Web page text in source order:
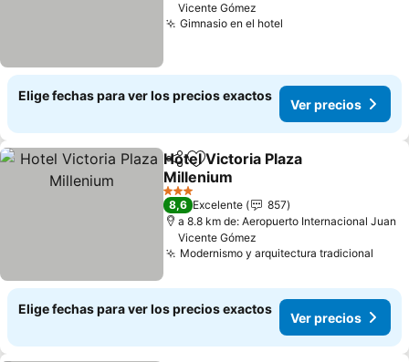
Vicente Gómez
Gimnasio en el hotel
Elige fechas para ver los precios exactos
Ver precios
CompartirAgregar a favoritos
Hotel Victoria Plaza
Millenium
Ver precios
3 Estrellas
8,6 Excelente
857
a 8.8 km de: Aeropuerto Internacional Juan
Vicente Gómez
Modernismo y arquitectura tradicional
Elige fechas para ver los precios exactos
Ver precios